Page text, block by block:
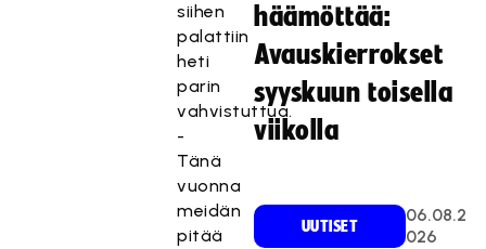
siihen
palattiin
heti
parin
vahvistuttua.
-
Tänä
vuonna
meidän
pitää
häämöttää:
Avauskierrokset
syyskuun toisella
viikolla
UUTISET
06.08.2
026